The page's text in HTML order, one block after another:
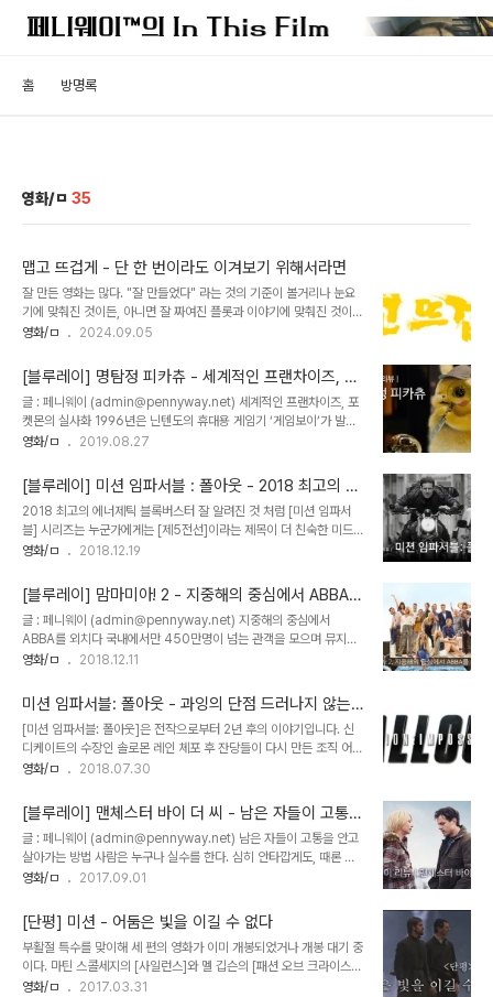
홈 방명록
영화/ㅁ 35
맵고 뜨겁게 - 단 한 번이라도 이겨보기 위해서라면
잘 만든 영화는 많다. "잘 만들었다" 라는 것의 기준이 볼거리나 눈요
기에 맞춰진 것이든, 아니면 잘 짜여진 플롯과 이야기에 맞춰진 것이
든, 아니면 빌드업이 탄탄한 캐릭터에 초점을 맞춘 것이든 고만고만한
을 뜨겁게 달구는 영화는 그리 많지 않은 것 같다. 흔히 수작이라고 생
각하는 영화들은 간간히 보게 되어도 가슴이 끓어올라 나도 모르게 두
손을 불끈 쥐게 만드는 그런 영화를 본 게 언제 인지도 잘 기억나지 않
는다.근데 최근에 생각지도 못한 곳에서 그런 영화를 만났다. 넷플릭
스, 그리고 대만영화를. 제목은 다소 촌스런 [맵고 뜨겁게]다.이 영화
다. 원작의 명성도 명성이지만 현..
영화/ㅁ 2024.09.05
[블루레이] 명탐정 피카츄 - 세계적인 프랜차이즈, 포
켓몬의 실사화
글 : 페니웨이 (admin@pennyway.net) 세계적인 프랜차이즈, 포
켓몬의 실사화 1996년은 닌텐도의 휴대용 게임기 ‘게임보이’가 발매
된 지 7년이 되어 가던 해였다. 슬슬 다음 세대로의 기종 전환을 생각
뒤로 미루게 된다. 바로 [포켓몬스터] 덕분이었다. 소리 소문 없이 조
용히 발매를 시작한 [포켓몬스터]는 초등학생들을 중심으로 입소문을
타면서 돌풍을 일으켰다. 게임이 대성공할 조짐을 보이자, 미디어 팩토
리라는 회사에서 또 하나의 히트 상품을 개발하는데, 아마 이 글을 보
는 분들 가정에도 있을 지 모를 ‘포켓몬 트레이딩 카드’다. 게임보이용
자체만으로도 수집가들..
영화/ㅁ 2019.08.27
[블루레이] 미션 임파서블 : 폴아웃 - 2018 최고의 에
너제틱 블록버스터
2018 최고의 에너제틱 블록버스터 잘 알려진 것 처럼 [미션 임파서
블] 시리즈는 누군가에게는 [제5전선]이라는 제목이 더 친숙한 미드
를 원작으로 한 작품이다. 1966년부터 1973년까지 냉전시대를 대표
로운 시즌(국내에서는 [돌아온 제5전선]으로 방영)이 제작되어 총 9
개의 시즌이 제작된 불세출의 드라마다. 워낙 명성이 자자한 작품을 영
화로 옮긴다는 것은 적잖은 부담일 터. 랄로 쉬프린의 테마와 함께도화
선이 타 들어가는 오프닝 시퀀스, 복제 가면, 5초후에 자동 파기되는
메시지 플레이어 등 [제5전선]의 시그니쳐를 들여왔지만, 제작과 주연
위해 첫 번째 극장판에서 (..
영화/ㅁ 2018.12.19
[블루레이] 맘마미아! 2 - 지중해의 중심에서 ABBA를
외치다
글 : 페니웨이 (admin@pennyway.net) 지중해의 중심에서
ABBA를 외치다 국내에서만 450만명이 넘는 관객을 모으며 뮤지컬
영화로서는 이례적으로 대박을 터트린 [맘마미아!]가 개봉된지도 10
우위를 논함에 있어 영화 쪽이 더 많은 핸디캡을 가지고 있었지만 메릴
스트립을 비롯한 주조연의 탄탄한 연기와 그리스 휴양지의 환상적인
풍경이 탄성을 자아내는 가운데, 스웨덴의 인기그룹 ABBA의 히트곡
이 내러티브와 접목되어 ‘매우 특별한’ 뮤지컬 영화를 완성시켰다. 이
제 10년만에 돌아온 [맘마미아! 2]는 고인이 된 엄마로부터 호텔을 이
는 것으로 시작된다. 그러나 상황..
영화/ㅁ 2018.12.11
미션 임파서블: 폴아웃 - 과잉의 단점 드러나지 않는
완벽한 씨퀄
[미션 임파서블: 폴아웃]은 전작으로부터 2년 후의 이야기입니다. 신
디케이트의 수장인 솔로몬 레인 체포 후 잔당들이 다시 만든 조직 어포
스틀과 싸운다는 내용이죠. 시리즈 최초의 연작구성으로서 말하자면
비슷합니다. 사실 [고스트 프로토콜]과 [로그 네이션]도 느슨하게 이어
지긴 했습니다만 이번엔 완벽한 씨퀄입니다. 개인적으로 [미션 임파서
블] 시리즈의 생명력이 6편까지 이어질 수 있었던 건 매 편마다 감독
을 교체해 시리즈의 개성을 부여해 온 점이 크다고 생각합니다. 2편이
상당히 튀는 작품이었음에도 돌이켜 보면 살상력이 대폭 증가한 이단
편의 J.J 애이브람스는 1편과 ..
영화/ㅁ 2018.07.30
[블루레이] 맨체스터 바이 더 씨 - 남은 자들이 고통을
안고 살아가는 방법
글 : 페니웨이 (admin@pennyway.net) 남은 자들이 고통을 안고
살아가는 방법 사람은 누구나 실수를 한다. 심히 안타깝게도, 때론 의
도치 않은 그 실수가 한 사람의 일생을 완전히 파괴시키기도 한다. 여
한 방에서 혼자 살아가는 그에게는 친한 친구도, 덕담을 나눌 이웃도
없다. 아니, 그 자신이 스스로를 고립시키고 있는 것 같다. 그의 삶은
한 마디로 무색무취에 가깝다. 그런 남자에게 작은 변화가 찾아온다.
고향 ‘맨체스터 바이 더 씨’에 살고 있는 형이 위독하다는 소식을 듣고
서둘러 달려갔지만 이미 형은 고인이 되었다. 형의 장례를 치르는 일만
영화/ㅁ 2017.09.01
[단평] 미션 - 어둠은 빛을 이길 수 없다
부활절 특수를 맞이해 세 편의 영화가 이미 개봉되었거나 개봉 대기 중
이다. 마틴 스콜세지의 [사일런스]와 멜 깁슨의 [패션 오브 크라이스
트], 그리고 롤랑 조페의 [미션]이다. 세 편 다 내공 충만한 작품이지만
영화/ㅁ 2017.03.31